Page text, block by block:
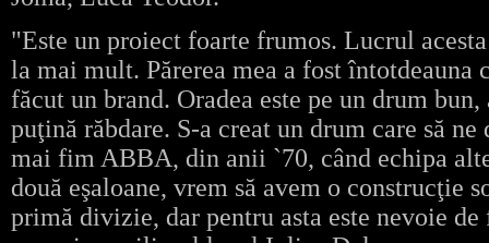
"Este un proiect foarte frumos. Lucrul
la mai mult. Părerea mea a fost întotdeauna
făcut un brand. Oradea este pe un drum
puţină răbdare. S-a creat un drum care să
mai fim ABBA, din anii `70, când echipa
două eşaloane, vrem să avem o construcţie
primă divizie, dar pentru asta este nevoie